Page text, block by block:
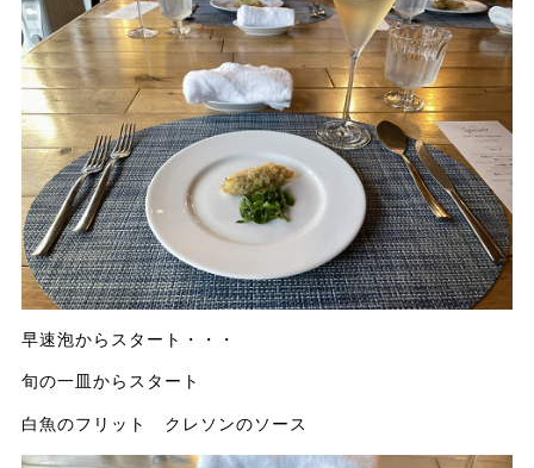
早速泡からスタート・・・
旬の一皿からスタート
白魚のフリット クレソンのソース